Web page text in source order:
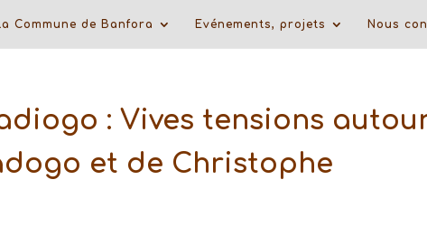
Commune de Banfora Evénements, projets Nous
: Vives tensions
et de Christophe